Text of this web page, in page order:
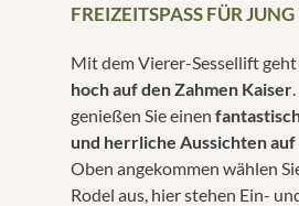
FREIZEITSPASS FÜR JUNG
Mit dem Vierer-Sessellift geht
hoch auf den Zahmen Kaiser
genießen Sie einen
und herrliche Aussichten auf
Oben angekommen wählen
Rodel aus, hier stehen Ein-